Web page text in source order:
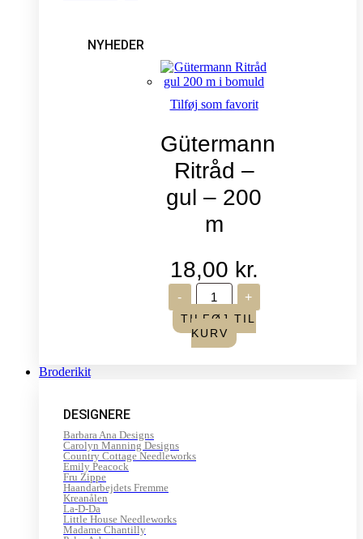
NYHEDER
Tilføj som favorit
Gütermann
Ritråd –
gul – 200
m
18,00 kr.
-
Gütermann
Ritråd
-
gul
-
+
TILFØJ TIL
KURV
Broderikit
DESIGNERE
Barbara Ana Designs
Carolyn Manning Designs
Country Cottage Needleworks
Emily Peacock
Fru Zippe
Haandarbejdets Fremme
Kreanålen
La-D-Da
Little House Needleworks
Madame Chantilly